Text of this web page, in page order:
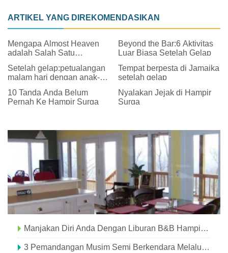
ARTIKEL YANG DIREKOMENDASIKAN
Mengapa Almost Heaven
adalah Salah Satu
Ini
Beyond the Bar:6 Aktivitas
Luar Biasa Setelah Gelap
Setelah gelap:petualangan
malam hari dengan anak-
Tempat berpesta di Jamaika
setelah gelap
10 Tanda Anda Belum
Pernah Ke Hampir Surga
Nyalakan Jejak di Hampir
Surga
Manjakan Diri Anda Dengan Liburan B&B Hampir Surga
3 Pemandangan Musim Semi Berkendara Melalui Hampir Surga